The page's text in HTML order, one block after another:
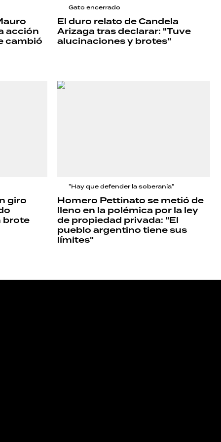
acción
cambió
Gato encerrado
El duro relato de Candela
Arizaga tras declarar: "Tuve
alucinaciones y brotes"
giro
brote
"Hay que defender la soberanía"
Homero Pettinato se metió de
lleno en la polémica por la ley
de propiedad privada: "El
pueblo argentino tiene sus
límites"